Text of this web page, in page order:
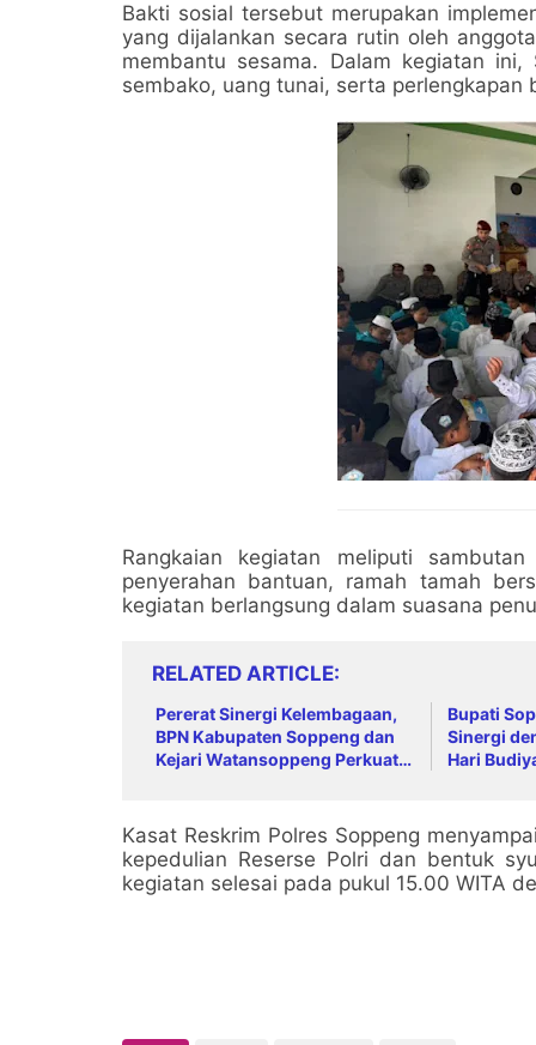
Bakti sosial tersebut merupakan
yang dijalankan secara rutin oleh
membantu sesama. Dalam kegiatan
sembako, uang tunai, serta perlengkapan
Rangkaian kegiatan meliputi
penyerahan bantuan, ramah tamah
kegiatan berlangsung dalam suasana
RELATED ARTICLE
Pererat Sinergi Kelembagaan,
BPN Kabupaten Soppeng dan
Kejari Watansoppeng Perkuat
Bupati
Sinergi
Hari
Kasat Reskrim Polres Soppeng
kepedulian Reserse Polri dan bentuk
kegiatan selesai pada pukul 15.00 WITA